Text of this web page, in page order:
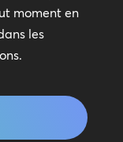
moment en
les